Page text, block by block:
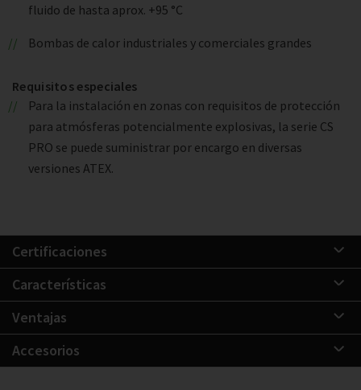
fluido de hasta aprox. +95 °C
Bombas de calor industriales y comerciales grandes
Requisitos especiales
Para la instalación en zonas con requisitos de protección
para atmósferas potencialmente explosivas, la serie CS
PRO se puede suministrar por encargo en diversas
versiones ATEX.
Certificaciones
Características
Ventajas
Accesorios